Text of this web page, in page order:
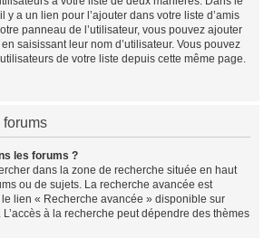
y a un lien pour l’ajouter dans votre liste d’amis
panneau de l’utilisateur, vous pouvez ajouter
saisissant leur nom d’utilisateur. Vous pouvez
de votre liste depuis cette même page.
forums
les forums ?
dans la zone de recherche située en haut
ou de sujets. La recherche avancée est
lien « Recherche avancée » disponible sur
à la recherche peut dépendre des thèmes